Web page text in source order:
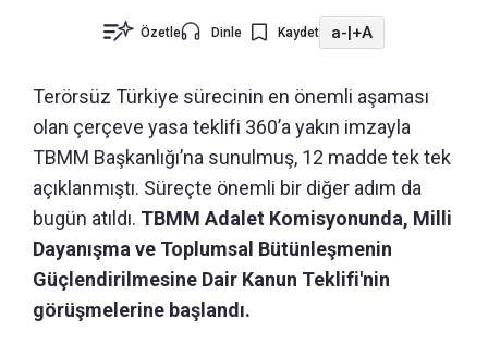
Özetle Dinle Kaydet a-|+A
Terörsüz Türkiye sürecinin en önemli aşaması
olan çerçeve yasa teklifi 360’a yakın imzayla
TBMM Başkanlığı’na sunulmuş, 12 madde tek tek
açıklanmıştı. Süreçte önemli bir diğer adım da
bugün atıldı. TBMM Adalet Komisyonunda, Milli
Dayanışma ve Toplumsal Bütünleşmenin
Güçlendirilmesine Dair Kanun Teklifi'nin
görüşmelerine başlandı.